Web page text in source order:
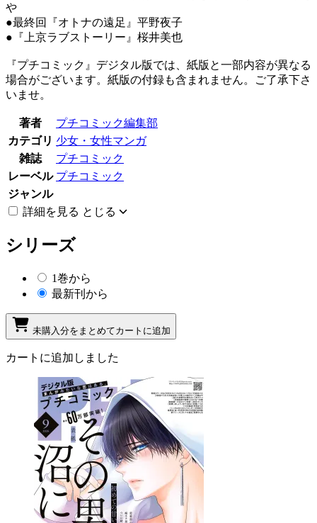
や
●最終回『オトナの遠足』平野夜子
●『上京ラブストーリー』桜井美也
『プチコミック』デジタル版では、紙版と一部内容が異なる
場合がございます。紙版の付録も含まれません。ご了承下さ
いませ。
著者
プチコミック編集部
カテゴリ 少女・女性マンガ
雑誌
プチコミック
レーベル プチコミック
ジャンル
詳細を見る とじる
シリーズ
1巻から
最新刊から
未購入分をまとめてカートに追加
カートに追加しました